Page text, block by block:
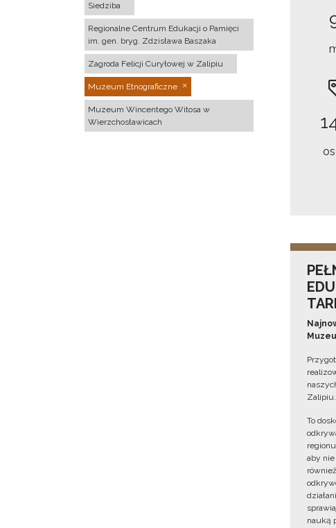
Siedziba
Regionalne Centrum Edukacji o Pamięci
im. gen. bryg. Zdzisława Baszaka
Zagroda Felicji Curyłowej w Zalipiu
Muzeum Etnograficzne
Muzeum Wincentego Witosa w
Wierzchosławicach
Zalipiu.
To
aby
nauką